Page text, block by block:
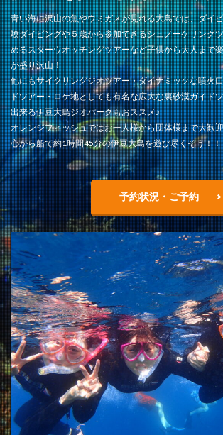
青い海に沢山の魚やウミガメが見れる大島では、ダイ
験ダイビングや５歳から参加できるシュノーケリング
めるスターウオッチングツアーなど子供から大人まで
が盛り沢山！
他にもサイクリングジオツアー・ダイナミックな噴火
ドツアー・ロケ地としても有名な広大な裏砂漠ガイド
出来る伊豆大島ジオパークもおススメ♪
オレンジフィッシュではお一人様から団体様まで大歓
心から船で約1時間45分の伊豆大島を遊び尽くそう！！
予約状況・ご予約